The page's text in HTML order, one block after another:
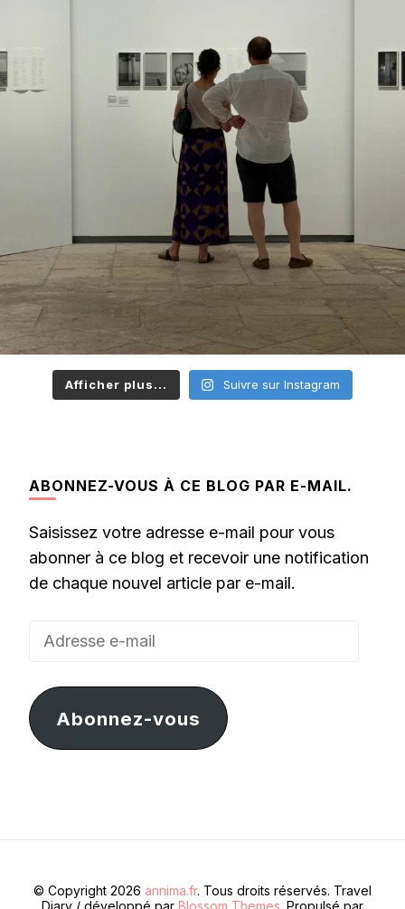
Afficher plus... Suivre sur Instagram
ABONNEZ-VOUS À CE BLOG PAR E-MAIL.
Saisissez votre adresse e-mail pour vous
abonner à ce blog et recevoir une notification
de chaque nouvel article par e-mail.
Adresse
mail
Abonnez-vous
© Copyright 2026 annima.fr. Tous droits réservés. Travel